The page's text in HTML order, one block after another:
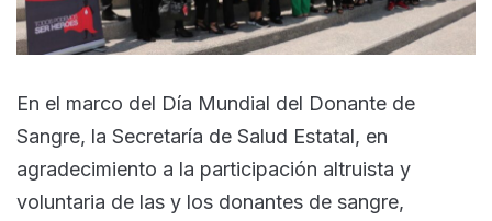
En el marco del Día Mundial del Donante de
Sangre, la Secretaría de Salud Estatal, en
agradecimiento a la participación altruista y
voluntaria de las y los donantes de sangre,